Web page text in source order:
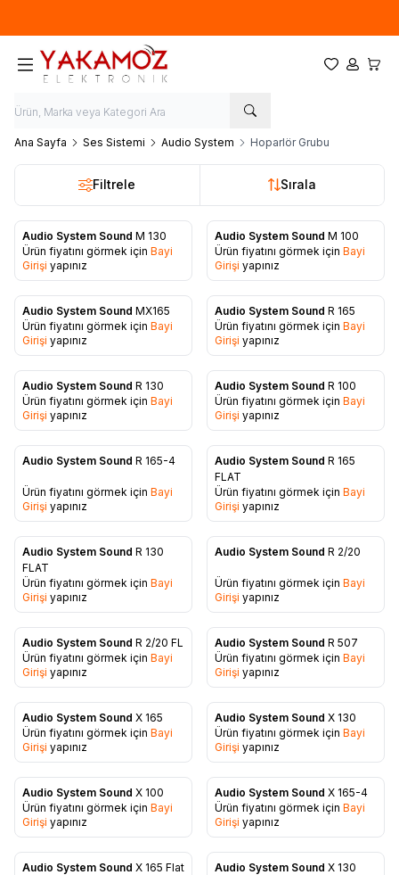
Favorilerim
Hesabım
Ana Sayfa Ses Sistemi Audio System Hoparlör Grubu
Filtrele Sırala
Favorilere Ekle
Audio System Sound M 130
Ürün fiyatını görmek için Bayi
Girişi yapınız
Favorilere Ekle
Audio System Sound M 100
Ürün fiyatını görmek için Bayi
Girişi yapınız
Favorilere Ekle
Audio System Sound MX165
Ürün fiyatını görmek için Bayi
Girişi yapınız
Favorilere Ekle
Audio System Sound R 165
Ürün fiyatını görmek için Bayi
Girişi yapınız
Favorilere Ekle
Audio System Sound R 130
Ürün fiyatını görmek için Bayi
Girişi yapınız
Favorilere Ekle
Audio System Sound R 100
Ürün fiyatını görmek için Bayi
Girişi yapınız
Audio System Sound R 165-4
Ürün fiyatını görmek için Bayi
Girişi yapınız
Favorilere Ekle
Audio System Sound R 165
FLAT
Ürün fiyatını görmek için Bayi
Girişi yapınız
Favorilere Ekle
Audio System Sound R 130
FLAT
Ürün fiyatını görmek için Bayi
Girişi yapınız
Audio System Sound R 2/20
Ürün fiyatını görmek için Bayi
Girişi yapınız
Favorilere Ekle
Audio System Sound R 2/20 FL
Ürün fiyatını görmek için Bayi
Girişi yapınız
Favorilere Ekle
Audio System Sound R 507
Ürün fiyatını görmek için Bayi
Girişi yapınız
Favorilere Ekle
Audio System Sound X 165
Ürün fiyatını görmek için Bayi
Girişi yapınız
Favorilere Ekle
Audio System Sound X 130
Ürün fiyatını görmek için Bayi
Girişi yapınız
Favorilere Ekle
Audio System Sound X 100
Ürün fiyatını görmek için Bayi
Girişi yapınız
Favorilere Ekle
Audio System Sound X 165-4
Ürün fiyatını görmek için Bayi
Girişi yapınız
Audio System Sound X 165 Flat Audio System Sound X 130